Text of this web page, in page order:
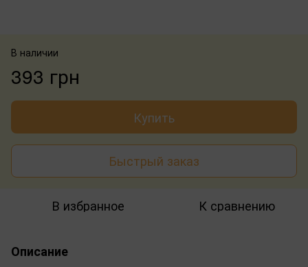
В наличии
393 грн
Купить
Быстрый заказ
В избранное К сравнению
Описание